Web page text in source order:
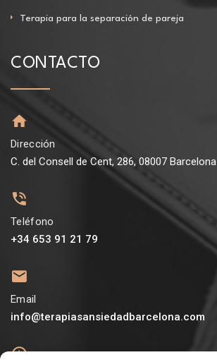
Terapia para la separación de pareja
CONTACTO
Dirección
C. del Consell de Cent, 286, 08007 Barcelona
Teléfono
+34 653 91 21 79
Email
info@terapiasansiedadbarcelona.com